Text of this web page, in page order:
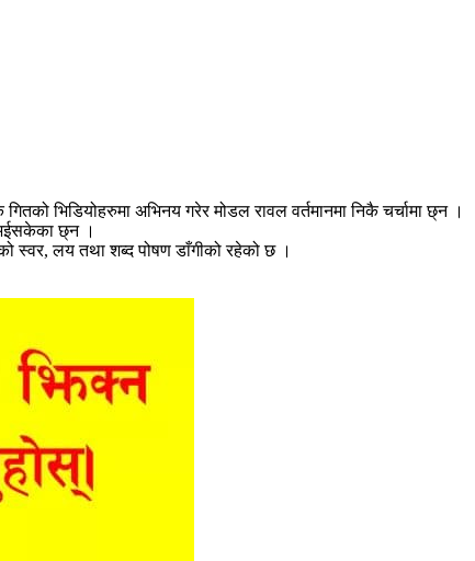
भिडियोहरुमा अभिनय गरेर मोडल रावल वर्तमानमा निकै चर्चामा छ्न ।
छ्न ।
स्वर, लय तथा शब्द पोषण डाँगीको रहेको छ ।